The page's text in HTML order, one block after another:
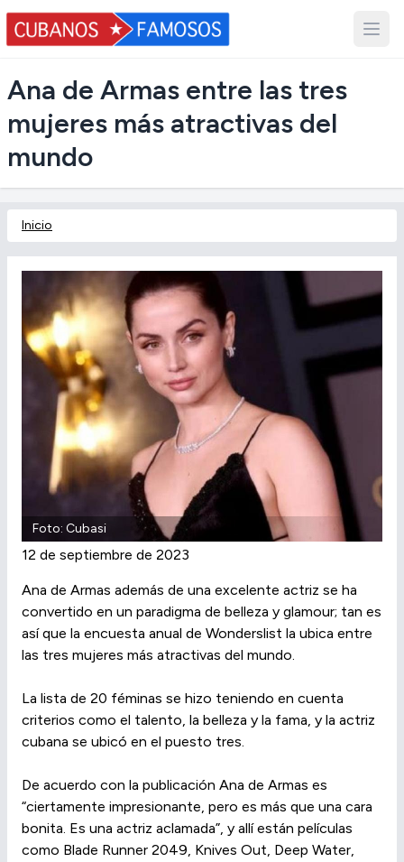
Ana de Armas entre las tres
mujeres más atractivas del
mundo
Inicio
Foto: Cubasi
12 de septiembre de 2023
Ana de Armas además de una excelente actriz se ha
convertido en un paradigma de belleza y glamour; tan es
así que la encuesta anual de Wonderslist la ubica entre
las tres mujeres más atractivas del mundo.
La lista de 20 féminas se hizo teniendo en cuenta
criterios como el talento, la belleza y la fama, y la actriz
cubana se ubicó en el puesto tres.
De acuerdo con la publicación Ana de Armas es
“ciertamente impresionante, pero es más que una cara
bonita. Es una actriz aclamada”, y allí están películas
como Blade Runner 2049, Knives Out, Deep Water,